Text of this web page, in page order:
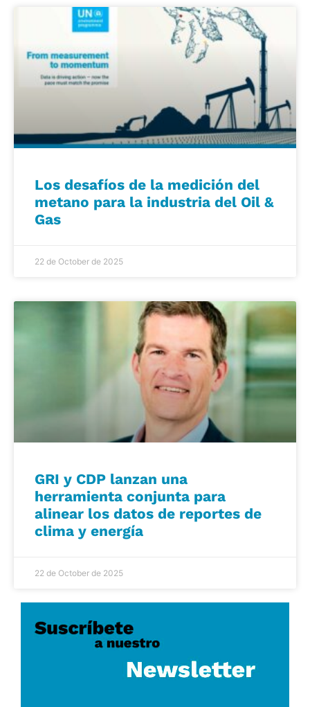
Los desafíos de la medición del
metano para la industria del Oil &
Gas
22 de October de 2025
GRI y CDP lanzan una
herramienta conjunta para
alinear los datos de reportes de
clima y energía
22 de October de 2025